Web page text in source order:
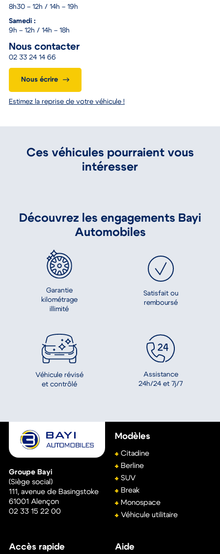
8h30 – 12h / 14h – 19h
Samedi :
9h – 12h / 14h – 18h
Nous contacter
02 33 24 14 66
Nous écrire
Estimez la reprise de votre véhicule !
Ces véhicules pourraient vous
intéresser
Découvrez les engagements Bayi
Automobiles
Garantie
kilométrage
illimité
Satisfait ou
remboursé
Véhicule révisé
et contrôlé
Assistance
24h/24 et 7j/7
Groupe Bayi
(Siège social)
111, avenue de Basingstoke
61001 Alençon
02 33 15 22 00
Modèles
Citadine
Berline
SUV
Break
Monospace
Véhicule utilitaire
Accès rapide Aide